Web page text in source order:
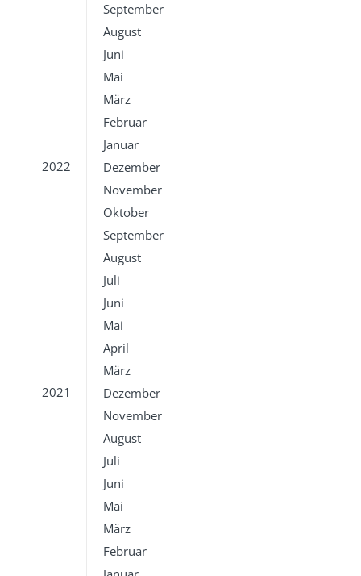
September
August
Juni
Mai
März
Februar
Januar
2022
Dezember
November
Oktober
September
August
Juli
Juni
Mai
April
März
2021
Dezember
November
August
Juli
Juni
Mai
März
Februar